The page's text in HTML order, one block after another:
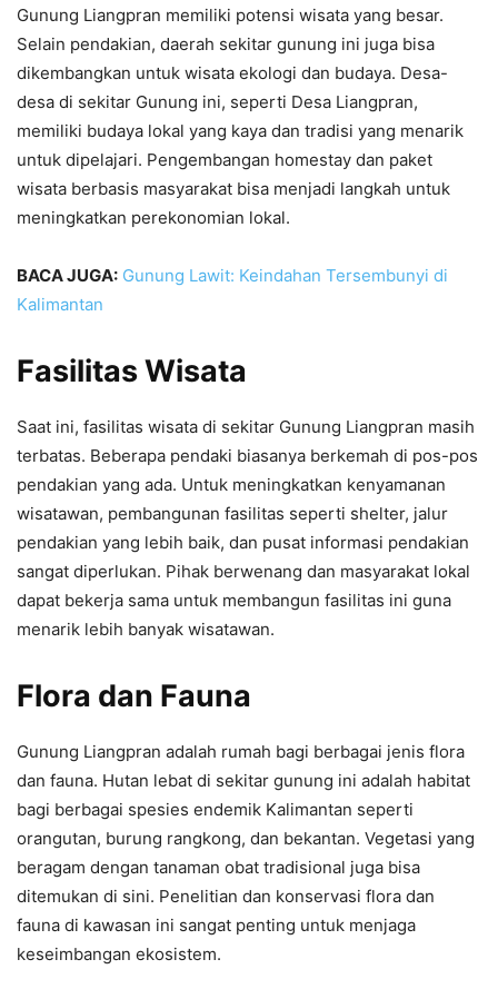
Gunung Liangpran memiliki potensi wisata yang besar.
Selain pendakian, daerah sekitar gunung ini juga bisa
dikembangkan untuk wisata ekologi dan budaya. Desa-
desa di sekitar Gunung ini, seperti Desa Liangpran,
memiliki budaya lokal yang kaya dan tradisi yang menarik
untuk dipelajari. Pengembangan homestay dan paket
wisata berbasis masyarakat bisa menjadi langkah untuk
meningkatkan perekonomian lokal.
BACA JUGA: Gunung Lawit: Keindahan Tersembunyi di
Kalimantan
Fasilitas Wisata
Saat ini, fasilitas wisata di sekitar Gunung Liangpran masih
terbatas. Beberapa pendaki biasanya berkemah di pos-pos
pendakian yang ada. Untuk meningkatkan kenyamanan
wisatawan, pembangunan fasilitas seperti shelter, jalur
pendakian yang lebih baik, dan pusat informasi pendakian
sangat diperlukan. Pihak berwenang dan masyarakat lokal
dapat bekerja sama untuk membangun fasilitas ini guna
menarik lebih banyak wisatawan.
Flora dan Fauna
Gunung Liangpran adalah rumah bagi berbagai jenis flora
dan fauna. Hutan lebat di sekitar gunung ini adalah habitat
bagi berbagai spesies endemik Kalimantan seperti
orangutan, burung rangkong, dan bekantan. Vegetasi yang
beragam dengan tanaman obat tradisional juga bisa
ditemukan di sini. Penelitian dan konservasi flora dan
fauna di kawasan ini sangat penting untuk menjaga
keseimbangan ekosistem.